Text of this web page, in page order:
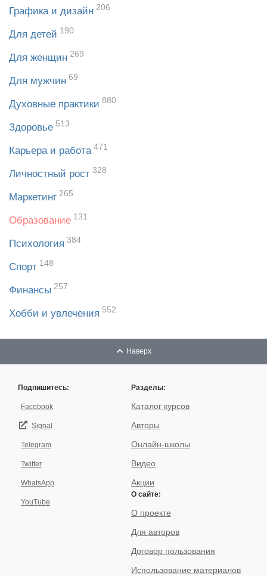
Графика и дизайн 206
Для детей 190
Для женщин 269
Для мужчин 69
Духовные практики 880
Здоровье 513
Карьера и работа 471
Личностный рост 328
Маркетинг 265
Образование 131
Психология 384
Спорт 148
Финансы 257
Хобби и увлечения 552
Наверх
Подпишитесь:
Facebook
Signal
Telegram
Twitter
WhatsApp
YouTube
Разделы:
Каталог курсов
Авторы
Онлайн-школы
Видео
Акции
О сайте:
О проекте
Для авторов
Договор пользования
Использование материалов